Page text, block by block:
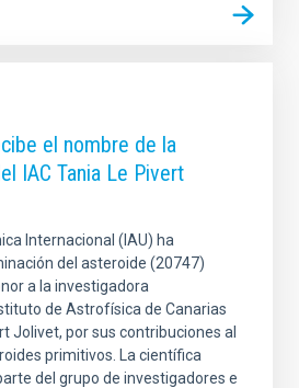
el nombre de la
IAC Tania Le Pivert
Internacional (IAU) ha
del asteroide (20747)
a la investigadora
de Astrofísica de Canarias
Jolivet, por sus contribuciones al
primitivos. La científica
del grupo de investigadores e